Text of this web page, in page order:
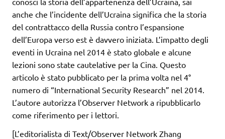
anche che l’incidente dell’Ucraina significa che la storia
del contrattacco della Russia contro l’espansione
dell’Europa verso est è davvero iniziata. L’impatto degli
eventi in Ucraina nel 2014 è stato globale e alcune
lezioni sono state cautelative per la Cina. Questo
articolo è stato pubblicato per la prima volta nel 4°
numero di “International Security Research” nel 2014.
L’autore autorizza l’Observer Network a ripubblicarlo
come riferimento per i lettori.
[L’editorialista di Text/Observer Network Zhang